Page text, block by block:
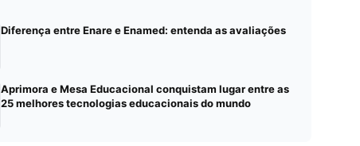
Diferença entre Enare e Enamed: entenda as avaliações
Aprimora e Mesa Educacional conquistam lugar entre as
25 melhores tecnologias educacionais do mundo